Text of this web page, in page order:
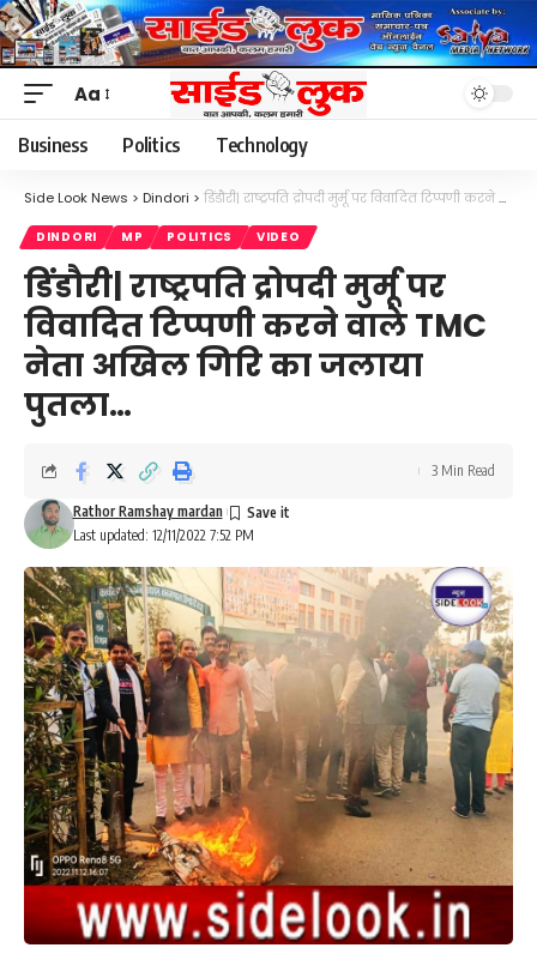
Font
Resizer
Aa
Business Politics Technology
Side Look News > Dindori > डिंडौरी| राष्ट्रपति द्रोपदी मुर्मू पर विवादित टिप्पणी करने वाले TMC नेता अखिल गिरि का जलाया पुतला…
DINDORI MP POLITICS VIDEO
डिंडौरी| राष्ट्रपति द्रोपदी मुर्मू पर
विवादित टिप्पणी करने वाले TMC
नेता अखिल गिरि का जलाया
पुतला…
Last updated: 12/11/2022 7:52 PM
Rathor Ramshay mardan
3 Min Read